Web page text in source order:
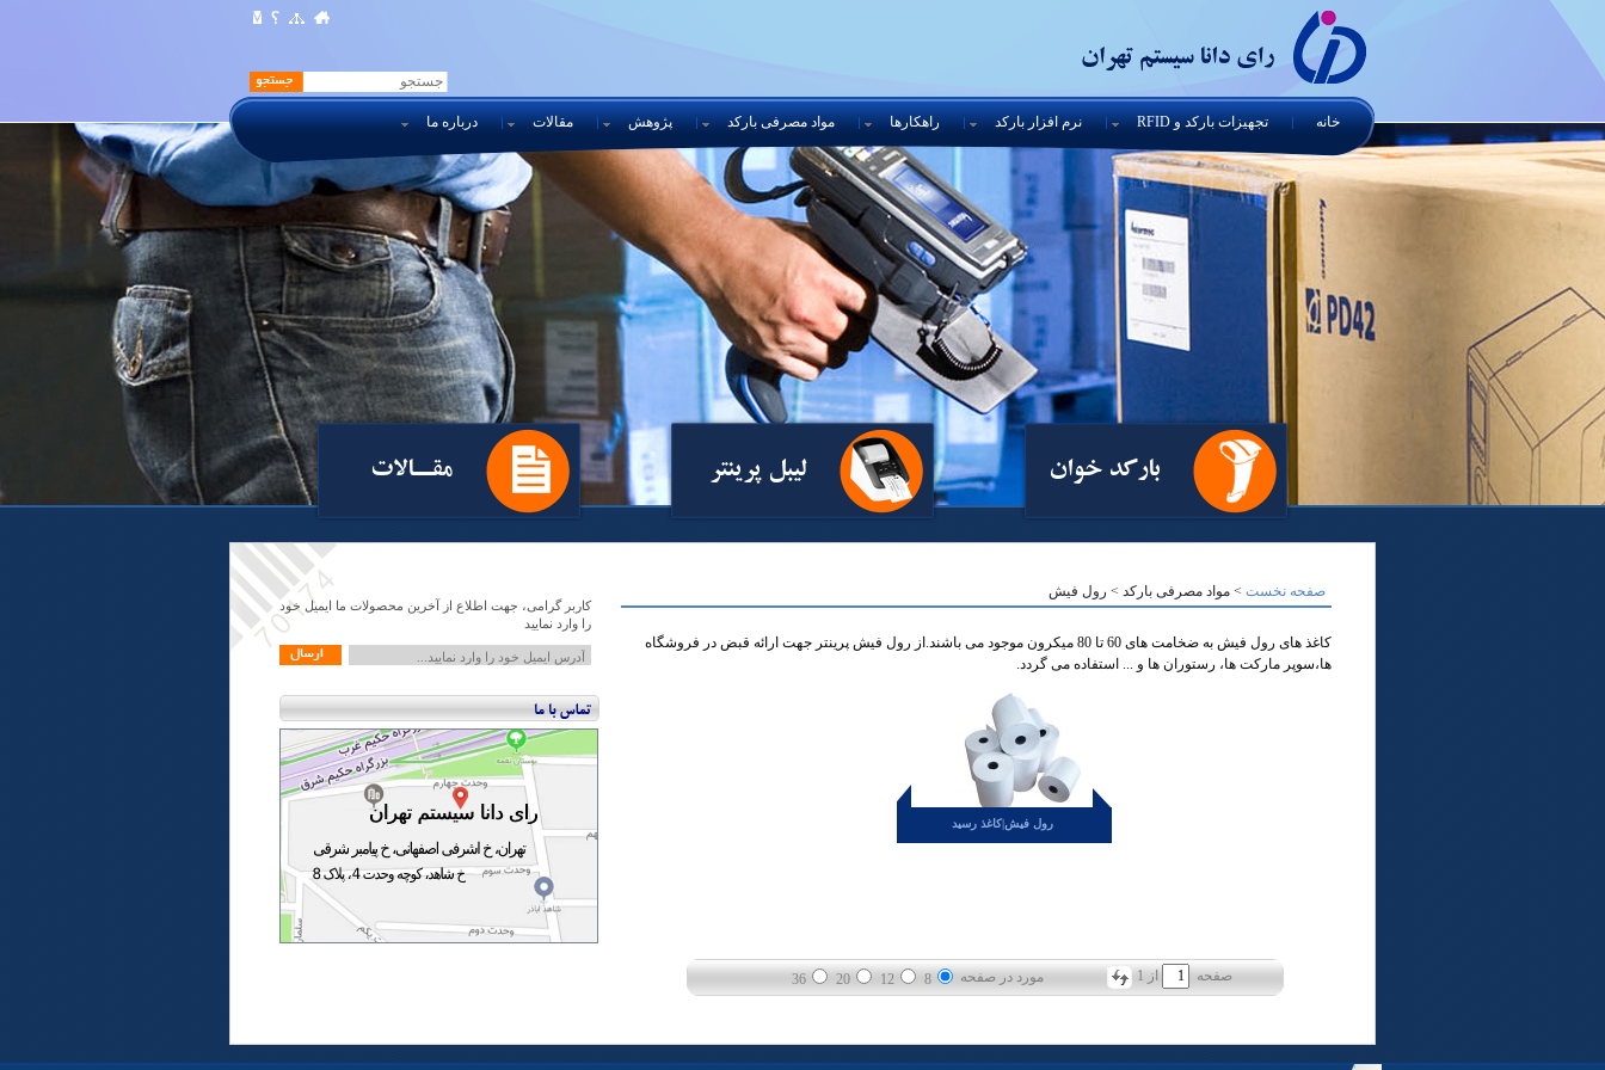
خانه تجهیزات بارکد و RFID نرم افزار بارکد راهکارها مواد مصرفی بارکد پژوهش مقالات درباره ما
بارکد خوان لیبل پرینتر مقــالات
صفحه نخست > مواد مصرفی بارکد > رول فیش
کاغذ های رول فیش به ضخامت های 60 تا 80 میکرون موجود می باشند.از رول فیش پرینتر جهت ارائه قبض در فروشگاه
ها،سوپر مارکت ها، رستوران ها و ... استفاده می گردد.
رول فیش|کاغذ رسید
صفحه از 1 مورد در صفحه 8
12
20
36
کاربر گرامی، جهت اطلاع از آخرین محصولات ما ایمیل خود
را وارد نمایید